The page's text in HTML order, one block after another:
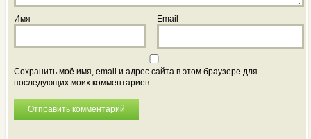
Имя Email
Сохранить моё имя, email и адрес сайта в этом браузере для
последующих моих комментариев.